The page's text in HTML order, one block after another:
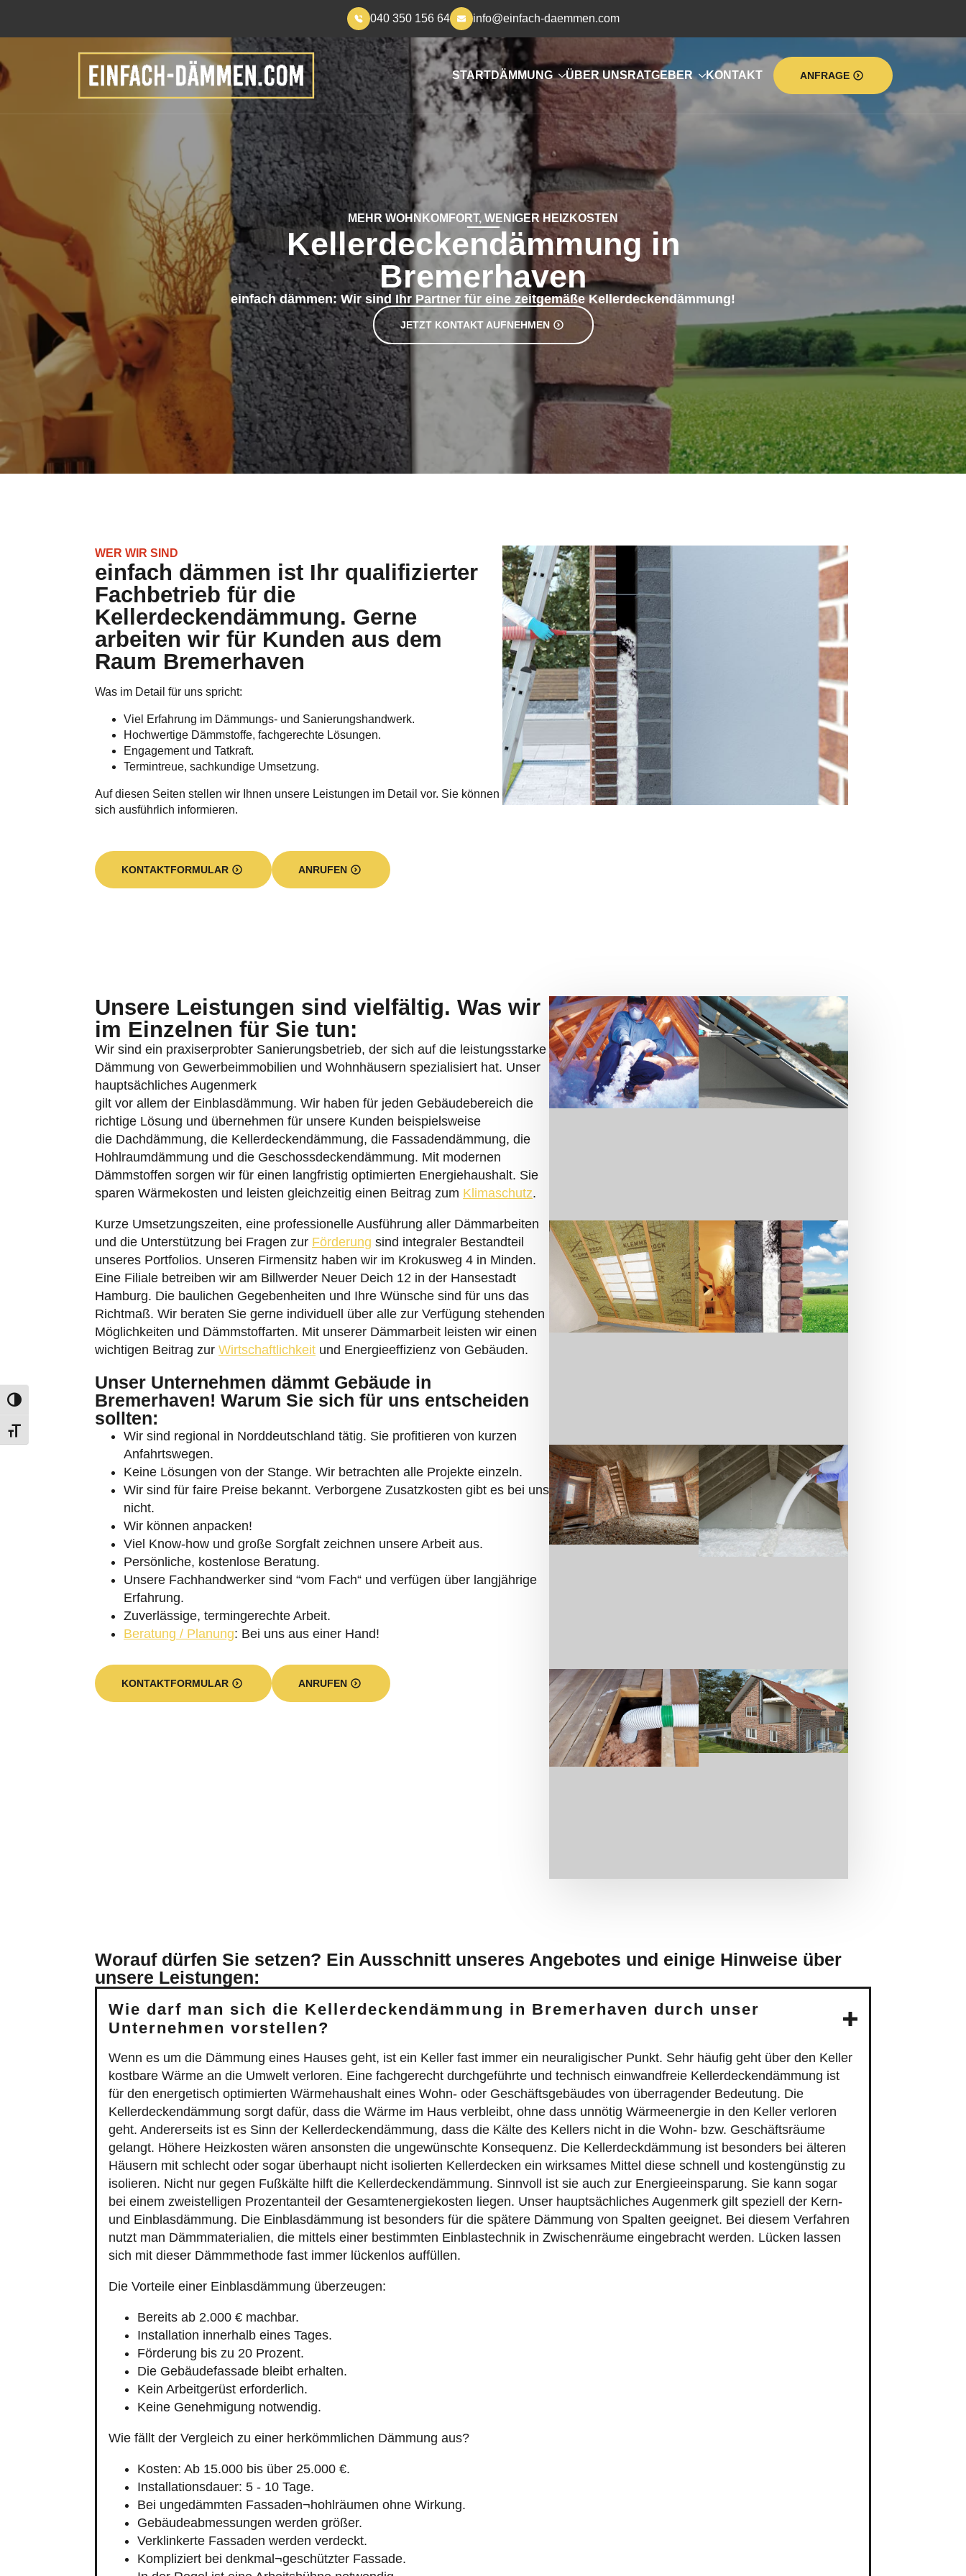
Umschalten auf hohe Kontraste
Schrift vergrößern
040 350 156 64 info@einfach-daemmen.com
STARTDÄMMUNG ÜBER UNSRATGEBER KONTAKT ANFRAGE
MEHR WOHNKOMFORT, WENIGER HEIZKOSTEN
Kellerdeckendämmung in
Bremerhaven
einfach dämmen: Wir sind Ihr Partner für eine zeitgemäße Kellerdeckendämmung!
JETZT KONTAKT AUFNEHMEN
WER WIR SIND
einfach dämmen ist Ihr qualifizierter
Fachbetrieb für die
Kellerdeckendämmung. Gerne
arbeiten wir für Kunden aus dem
Raum Bremerhaven
Was im Detail für uns spricht:
Viel Erfahrung im Dämmungs- und Sanierungshandwerk.
Hochwertige Dämmstoffe, fachgerechte Lösungen.
Engagement und Tatkraft.
Termintreue, sachkundige Umsetzung.
Auf diesen Seiten stellen wir Ihnen unsere Leistungen im Detail vor. Sie können
sich ausführlich informieren.
KONTAKTFORMULAR ANRUFEN
Unsere Leistungen sind vielfältig. Was wir
im Einzelnen für Sie tun:
Wir sind ein praxiserprobter Sanierungsbetrieb, der sich auf die leistungsstarke
Dämmung von Gewerbeimmobilien und Wohnhäusern spezialisiert hat. Unser
hauptsächliches Augenmerk
gilt vor allem der Einblasdämmung. Wir haben für jeden Gebäudebereich die
richtige Lösung und übernehmen für unsere Kunden beispielsweise
die Dachdämmung, die Kellerdeckendämmung, die Fassadendämmung, die
Hohlraumdämmung und die Geschossdeckendämmung. Mit modernen
Dämmstoffen sorgen wir für einen langfristig optimierten Energiehaushalt. Sie
sparen Wärmekosten und leisten gleichzeitig einen Beitrag zum Klimaschutz.
Kurze Umsetzungszeiten, eine professionelle Ausführung aller Dämmarbeiten
und die Unterstützung bei Fragen zur Förderung sind integraler Bestandteil
unseres Portfolios. Unseren Firmensitz haben wir im Krokusweg 4 in Minden.
Eine Filiale betreiben wir am Billwerder Neuer Deich 12 in der Hansestadt
Hamburg. Die baulichen Gegebenheiten und Ihre Wünsche sind für uns das
Richtmaß. Wir beraten Sie gerne individuell über alle zur Verfügung stehenden
Möglichkeiten und Dämmstoffarten. Mit unserer Dämmarbeit leisten wir einen
wichtigen Beitrag zur Wirtschaftlichkeit und Energieeffizienz von Gebäuden.
Unser Unternehmen dämmt Gebäude in
Bremerhaven! Warum Sie sich für uns entscheiden
sollten:
Wir sind regional in Norddeutschland tätig. Sie profitieren von kurzen
Anfahrtswegen.
Keine Lösungen von der Stange. Wir betrachten alle Projekte einzeln.
Wir sind für faire Preise bekannt. Verborgene Zusatzkosten gibt es bei uns
nicht.
Wir können anpacken!
Viel Know-how und große Sorgfalt zeichnen unsere Arbeit aus.
Persönliche, kostenlose Beratung.
Unsere Fachhandwerker sind “vom Fach“ und verfügen über langjährige
Erfahrung.
Zuverlässige, termingerechte Arbeit.
Beratung / Planung: Bei uns aus einer Hand!
KONTAKTFORMULAR ANRUFEN
Worauf dürfen Sie setzen? Ein Ausschnitt unseres Angebotes und einige Hinweise über
unsere Leistungen:
Wie darf man sich die Kellerdeckendämmung in Bremerhaven durch unser
Unternehmen vorstellen?
Wenn es um die Dämmung eines Hauses geht, ist ein Keller fast immer ein neuraligischer Punkt. Sehr häufig geht über den Keller
kostbare Wärme an die Umwelt verloren. Eine fachgerecht durchgeführte und technisch einwandfreie Kellerdeckendämmung ist
für den energetisch optimierten Wärmehaushalt eines Wohn- oder Geschäftsgebäudes von überragender Bedeutung. Die
Kellerdeckendämmung sorgt dafür, dass die Wärme im Haus verbleibt, ohne dass unnötig Wärmeenergie in den Keller verloren
geht. Andererseits ist es Sinn der Kellerdeckendämmung, dass die Kälte des Kellers nicht in die Wohn- bzw. Geschäftsräume
gelangt. Höhere Heizkosten wären ansonsten die ungewünschte Konsequenz. Die Kellerdeckdämmung ist besonders bei älteren
Häusern mit schlecht oder sogar überhaupt nicht isolierten Kellerdecken ein wirksames Mittel diese schnell und kostengünstig zu
isolieren. Nicht nur gegen Fußkälte hilft die Kellerdeckendämmung. Sinnvoll ist sie auch zur Energieeinsparung. Sie kann sogar
bei einem zweistelligen Prozentanteil der Gesamtenergiekosten liegen. Unser hauptsächliches Augenmerk gilt speziell der Kern-
und Einblasdämmung. Die Einblasdämmung ist besonders für die spätere Dämmung von Spalten geeignet. Bei diesem Verfahren
nutzt man Dämmmaterialien, die mittels einer bestimmten Einblastechnik in Zwischenräume eingebracht werden. Lücken lassen
sich mit dieser Dämmmethode fast immer lückenlos auffüllen.
Die Vorteile einer Einblasdämmung überzeugen:
Bereits ab 2.000 € machbar.
Installation innerhalb eines Tages.
Förderung bis zu 20 Prozent.
Die Gebäudefassade bleibt erhalten.
Kein Arbeitgerüst erforderlich.
Keine Genehmigung notwendig.
Wie fällt der Vergleich zu einer herkömmlichen Dämmung aus?
Kosten: Ab 15.000 bis über 25.000 €.
Installationsdauer: 5 - 10 Tage.
Bei ungedämmten Fassaden¬hohlräumen ohne Wirkung.
Gebäudeabmessungen werden größer.
Verklinkerte Fassaden werden verdeckt.
Kompliziert bei denkmal¬geschützter Fassade.